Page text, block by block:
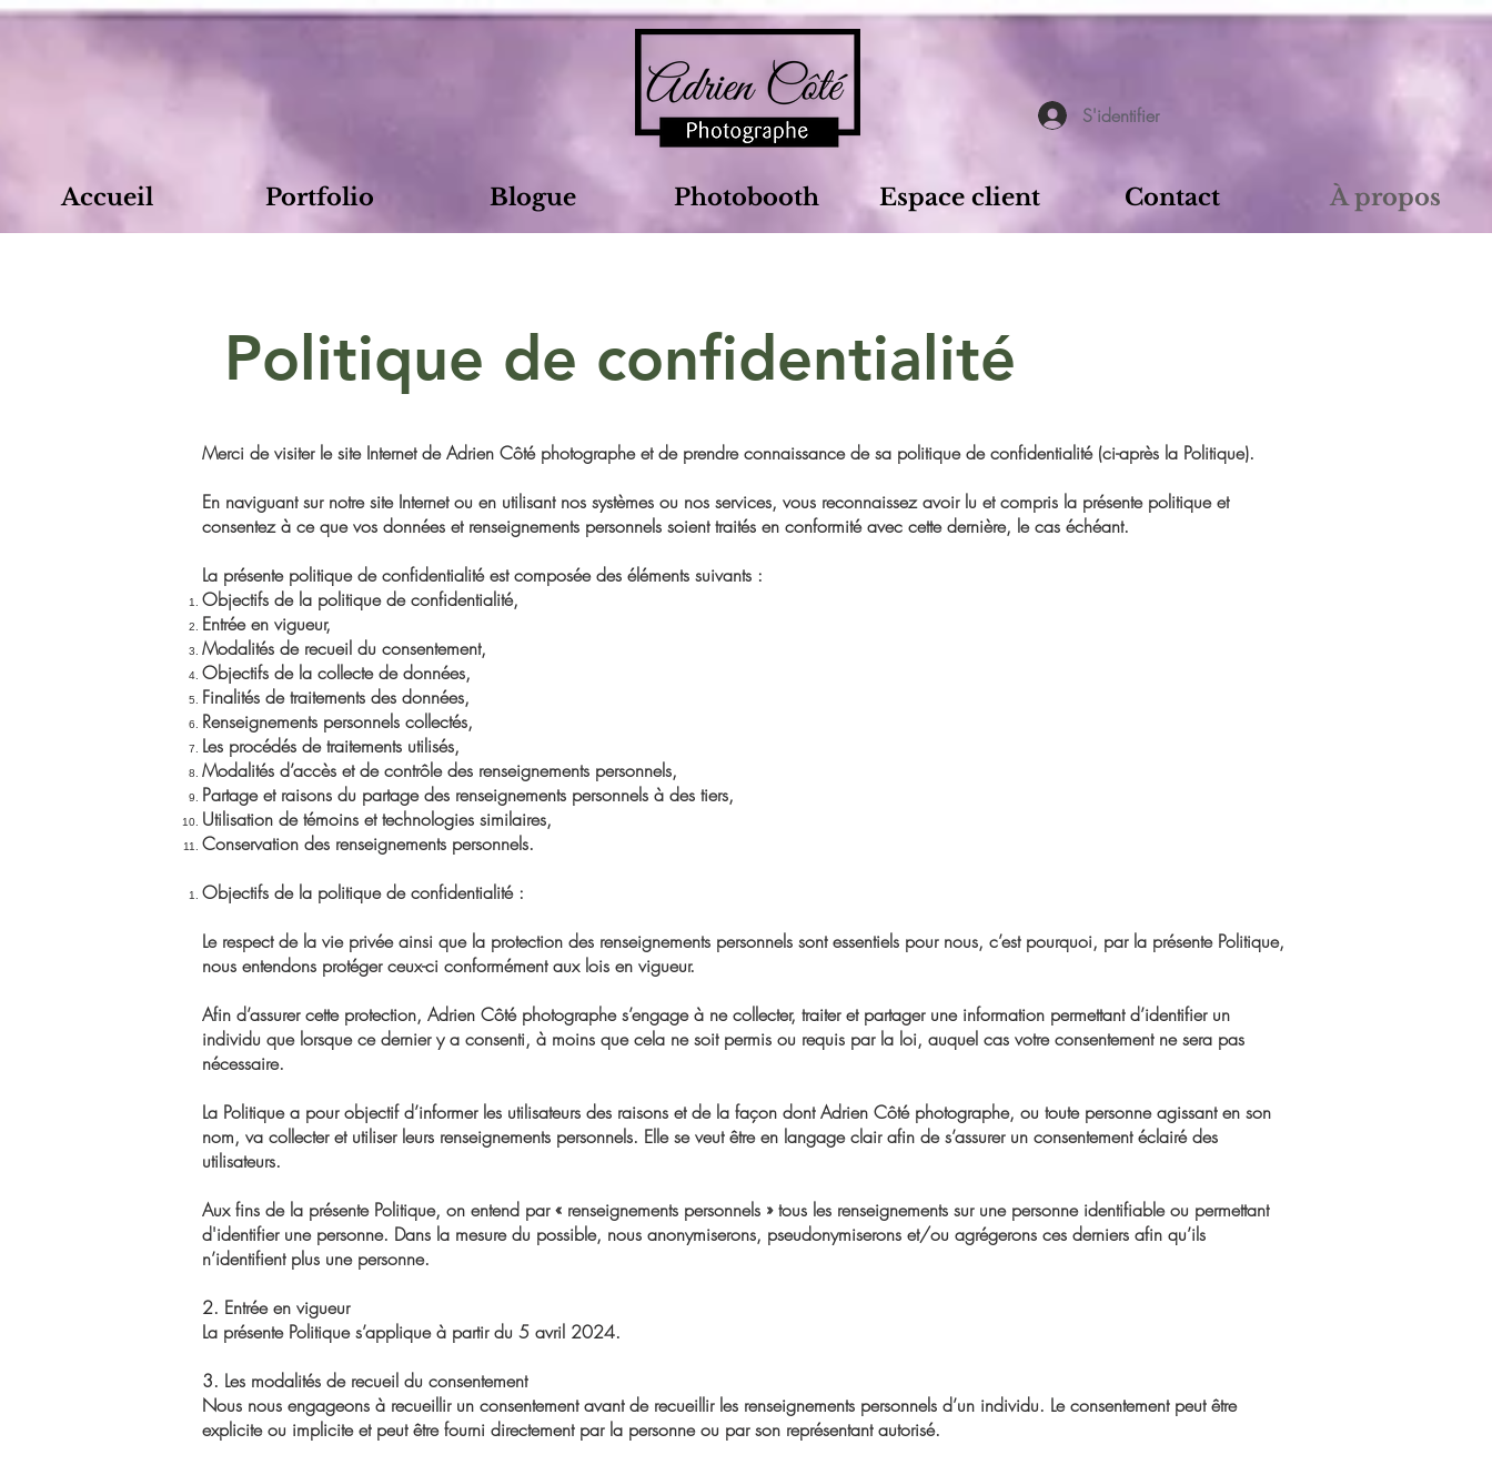
S'identifier
Accueil Portfolio Blogue Photobooth Espace client Contact À propos
Politique de confidentialité
Merci de visiter le site Internet de Adrien Côté photographe et de prendre connaissance de sa politique de confidentialité (ci-après la Politique).
En naviguant sur notre site Internet ou en utilisant nos systèmes ou nos services, vous reconnaissez avoir lu et compris la présente politique et
consentez à ce que vos données et renseignements personnels soient traités en conformité avec cette dernière, le cas échéant.
La présente politique de confidentialité est composée des éléments suivants :
Objectifs de la politique de confidentialité,
Entrée en vigueur,
Modalités de recueil du consentement,
Objectifs de la collecte de données,
Finalités de traitements des données,
Renseignements personnels collectés,
Les procédés de traitements utilisés,
Modalités d’accès et de contrôle des renseignements personnels,
Partage et raisons du partage des renseignements personnels à des tiers,
Utilisation de témoins et technologies similaires,
Conservation des renseignements personnels.
Objectifs de la politique de confidentialité :
Le respect de la vie privée ainsi que la protection des renseignements personnels sont essentiels pour nous, c’est pourquoi, par la présente Politique,
nous entendons protéger ceux-ci conformément aux lois en vigueur.
Afin d’assurer cette protection, Adrien Côté photographe s’engage à ne collecter, traiter et partager une information permettant d’identifier un
individu que lorsque ce dernier y a consenti, à moins que cela ne soit permis ou requis par la loi, auquel cas votre consentement ne sera pas
nécessaire.
La Politique a pour objectif d’informer les utilisateurs des raisons et de la façon dont Adrien Côté photographe, ou toute personne agissant en son
nom, va collecter et utiliser leurs renseignements personnels. Elle se veut être en langage clair afin de s’assurer un consentement éclairé des
utilisateurs.
Aux fins de la présente Politique, on entend par « renseignements personnels » tous les renseignements sur une personne identifiable ou permettant
d'identifier une personne. Dans la mesure du possible, nous anonymiserons, pseudonymiserons et/ou agrégerons ces derniers afin qu’ils
n’identifient plus une personne.
2. Entrée en vigueur
La présente Politique s’applique à partir du 5 avril 2024.
3. Les modalités de recueil du consentement
Nous nous engageons à recueillir un consentement avant de recueillir les renseignements personnels d’un individu. Le consentement peut être
explicite ou implicite et peut être fourni directement par la personne ou par son représentant autorisé.